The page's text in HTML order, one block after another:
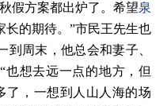
假方案都出炉了。希望泉
的期待。”市民王先生也
到周末，他总会和妻子、
也想去远一点的地方，但
了，一想到人山人海的场